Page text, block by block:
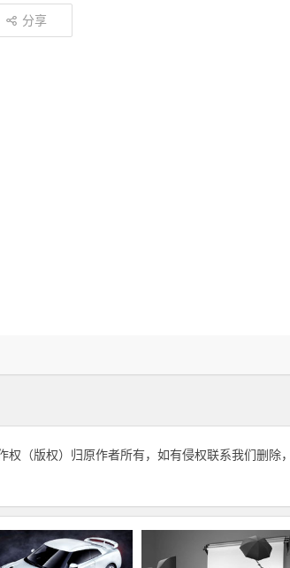
分享
（版权）归原作者所有，如有侵权联系我们删除，